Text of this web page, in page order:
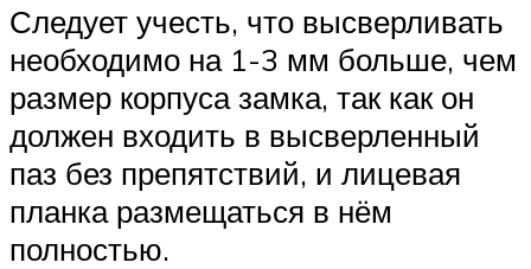
Следует учесть, что высверливать
необходимо на 1-3 мм больше, чем
размер корпуса замка, так как он
должен входить в высверленный
паз без препятствий, и лицевая
планка размещаться в нём
полностью.